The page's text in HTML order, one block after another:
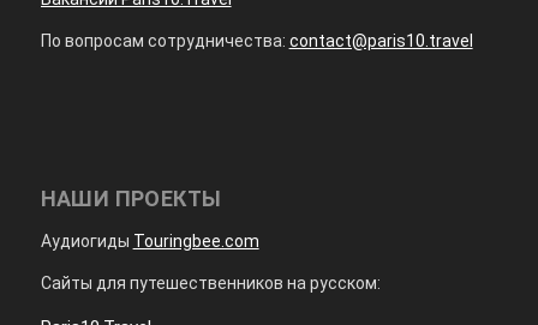
По вопросам сотрудничества: contact@paris10.travel
НАШИ ПРОЕКТЫ
Аудиогиды Touringbee.com
Сайты для путешественников на русском: